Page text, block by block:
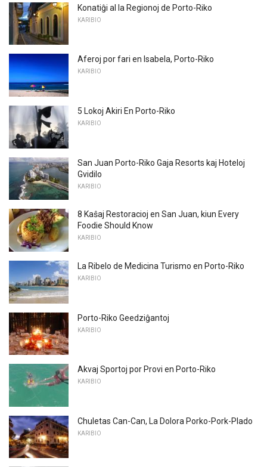
Konatiĝi al la Regionoj de Porto-Riko
KARIBIO
Aferoj por fari en Isabela, Porto-Riko
KARIBIO
5 Lokoj Akiri En Porto-Riko
KARIBIO
San Juan Porto-Riko Gaja Resorts kaj Hoteloj
Gvidilo
KARIBIO
8 Kaŝaj Restoracioj en San Juan, kiun Every
Foodie Should Know
KARIBIO
La Ribelo de Medicina Turismo en Porto-Riko
KARIBIO
Porto-Riko Geedziĝantoj
KARIBIO
Akvaj Sportoj por Provi en Porto-Riko
KARIBIO
Chuletas Can-Can, La Dolora Porko-Pork-Plado
KARIBIO